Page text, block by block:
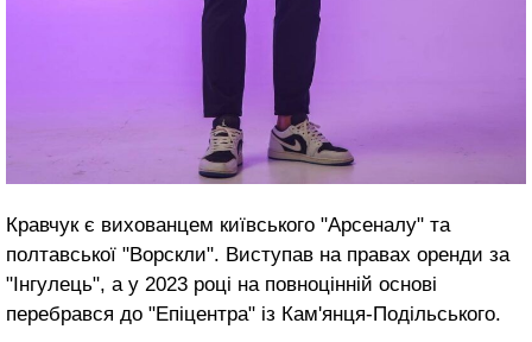
Кравчук є вихованцем київського "Арсеналу" та
полтавської "Ворскли". Виступав на правах оренди за
"Інгулець", а у 2023 році на повноцінній основі
перебрався до "Епіцентра" із Кам'янця-Подільського.